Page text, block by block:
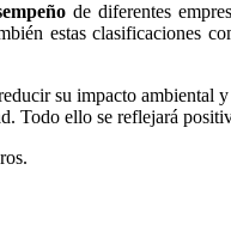
de diferentes
estas clasificaciones
su impacto ambiental
Todo ello se reflejará